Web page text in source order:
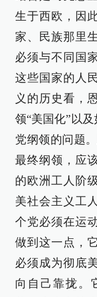
生于西欧，因
家、民族那里
必须与不同国
这些国家的人
义的历史看，
领“美国化”以
党纲领的问题
最终纲领，应
的欧洲工人阶
美社会主义工
个党必须在运
做到这一点，
必须成为彻底
向自己靠拢。